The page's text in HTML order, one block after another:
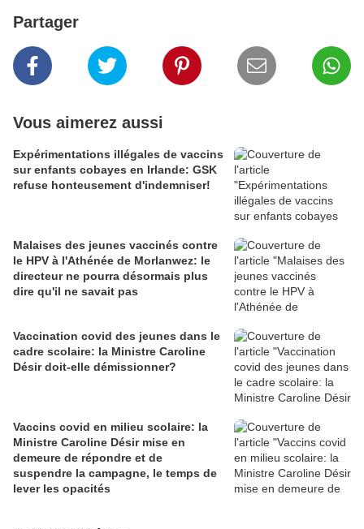
Partager
Vous aimerez aussi
Expérimentations illégales de vaccins
sur enfants cobayes en Irlande: GSK
refuse honteusement d'indemniser!
Malaises des jeunes vaccinés contre
le HPV à l'Athénée de Morlanwez: le
directeur ne pourra désormais plus
dire qu'il ne savait pas
Vaccination covid des jeunes dans le
cadre scolaire: la Ministre Caroline
Désir doit-elle démissionner?
Vaccins covid en milieu scolaire: la
Ministre Caroline Désir mise en
demeure de répondre et de
suspendre la campagne, le temps de
lever les opacités